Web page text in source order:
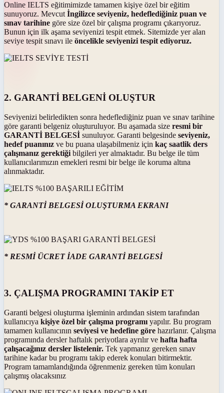
Online IELTS eğitimimizde tamamen kişiye özel bir eğitim
sunuyoruz. Mevcut İngilizce seviyeniz, hedeflediğiniz puan ve
sınav tarihine göre size özel bir çalışma programı çıkarıyoruz.
Bunun için ilk aşama seviyenizi tespit etmek. Sitemizde yer alan
seviye tespit sınavı ile öncelikle seviyenizi tespit ediyoruz.
2. GARANTİ BELGENİ OLUŞTUR
Seviyenizi belirledikten sonra hedeflediğiniz puan ve sınav tarihine
göre garanti belgeniz oluşturuluyor. Bu aşamada size resmi bir
GARANTİ BELGESİ sunuluyor. Garanti belgesinde seviyeniz,
hedef puanınız ve bu puana ulaşabilmeniz için kaç saatlik ders
çalışmanız gerektiği bilgileri yer almaktadır. Bu belge ile tüm
kullanıcılarımızın emekleri resmi bir belge ile koruma altına
alınmaktadır.
* GARANTİ BELGESİ OLUŞTURMA EKRANI
* RESMİ ÜCRET İADE GARANTİ BELGESİ
3. ÇALIŞMA PROGRAMINI TAKİP ET
Garanti belgesi oluşturma işleminin ardından sistem tarafından
kullanıcıya kişiye özel bir çalışma programı yapılır. Bu program
tamamen kullanıcının seviyesi ve hedefine göre hazırlanır. Çalışma
programında dersler haftalık periyotlara ayrılır ve hafta hafta
çalışacağınız dersler listelenir. Tek yapmanız gereken sınav
tarihine kadar bu programı takip ederek konuları bitirmektir.
Program tamamlandığında öğrenmeniz gereken tüm konuları
çalışmış olacaksınız